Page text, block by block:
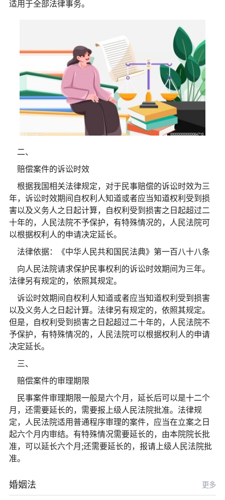
适用于全部法律事务。
二、
赔偿案件的诉讼时效
根据我国相关法律规定，对于民事赔偿的诉讼时效为三
年，诉讼时效期间自权利人知道或者应当知道权利受到损
害以及义务人之日起计算，自权利受到损害之日起超过二
十年的，人民法院不予保护，有特殊情况的，人民法院可
以根据权利人的申请决定延长。
法律依据：《中华人民共和国民法典》第一百八十八条
向人民法院请求保护民事权利的诉讼时效期间为三年。
法律另有规定的，依照其规定。
诉讼时效期间自权利人知道或者应当知道权利受到损害
以及义务人之日起计算。法律另有规定的，依照其规定。
但是，自权利受到损害之日起超过二十年的，人民法院不
予保护，有特殊情况的，人民法院可以根据权利人的申请
决定延长。
三、
赔偿案件的审理期限
民事案件审理期限一般是六个月，延长后可以是十二个
月，还需要延长的，需要报上级人民法院批准。法律规
定，人民法院适用普通程序审理的案件，应当在立案之日
起六个月内审结。有特殊情况需要延长的，由本院院长批
准，可以延长六个月;还需要延长的，报请上级人民法院批
准。
婚姻法 更多